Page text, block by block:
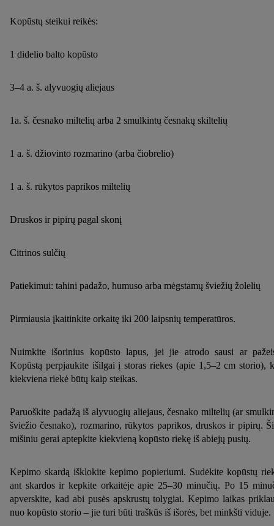
Kopūstų steikui reikės:
1 didelio balto kopūsto
3–4 a. š. alyvuogių aliejaus
1a. š. česnako miltelių arba 2 smulkintų česnakų skiltelių
1 a. š. džiovinto rozmarino (arba čiobrelio)
1 a. š. rūkytos paprikos miltelių
Druskos ir pipirų pagal skonį
Citrinos sulčių
Patiekimui: tahini padažo, humuso arba mėgstamų šviežių žolelių
Pirmiausia įkaitinkite orkaitę iki 200 laipsnių temperatūros.
Nuimkite išorinius kopūsto lapus, jei jie atrodo sausi ar
Kopūstą perpjaukite išilgai į storas riekes (apie 1,5–2 cm storio),
kiekviena riekė būtų kaip steikas.
Paruoškite padažą iš alyvuogių aliejaus, česnako miltelių (ar
šviežio česnako), rozmarino, rūkytos paprikos, druskos ir pipirų.
mišiniu gerai aptepkite kiekvieną kopūsto riekę iš abiejų pusių.
Kepimo skardą išklokite kepimo popieriumi. Sudėkite kopūstų
ant skardos ir kepkite orkaitėje apie 25–30 minučių. Po 15
apverskite, kad abi pusės apskrustų tolygiai. Kepimo laikas
nuo kopūsto storio – jie turi būti traškūs iš išorės, bet minkšti viduje.